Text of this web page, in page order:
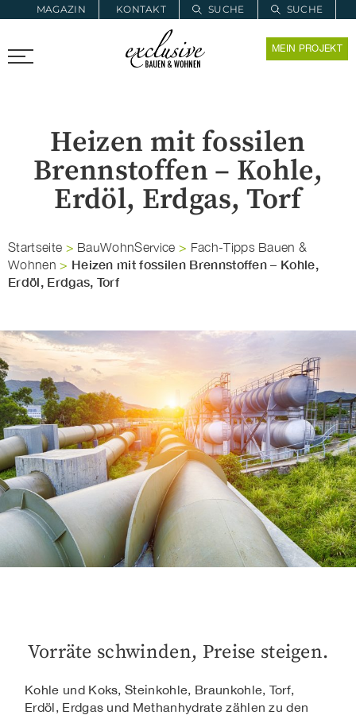
MAGAZIN KONTAKT SUCHE
SUCHE
PROARCHITEC PROINSTALL MEIN PROJEKT
Heizen mit fossilen
Brennstoffen – Kohle,
Erdöl, Erdgas, Torf
Startseite > BauWohnService > Fach-Tipps Bauen &
Wohnen > Heizen mit fossilen Brennstoffen – Kohle,
Erdöl, Erdgas, Torf
Vorräte schwinden, Preise steigen.
Kohle und Koks, Steinkohle, Braunkohle, Torf,
Erdöl, Erdgas und Methanhydrate zählen zu den